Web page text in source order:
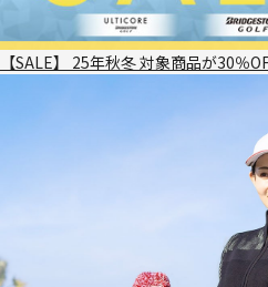
【SALE】 25年秋冬 対象商品が30％